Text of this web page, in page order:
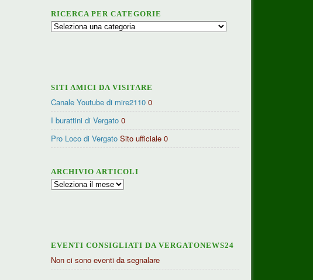
RICERCA PER CATEGORIE
Ricerca
SITI AMICI DA VISITARE
Canale Youtube di mire2110 0
I burattini di Vergato 0
Pro Loco di Vergato Sito ufficiale 0
ARCHIVIO ARTICOLI
Archivio
EVENTI CONSIGLIATI DA VERGATONEWS24
Non ci sono eventi da segnalare